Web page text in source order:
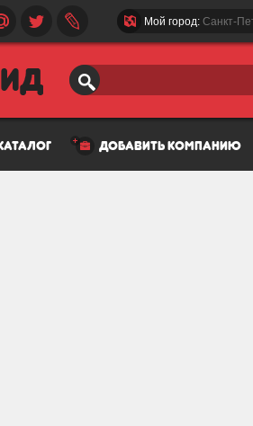
Мой город: Санкт-
добавить компанию